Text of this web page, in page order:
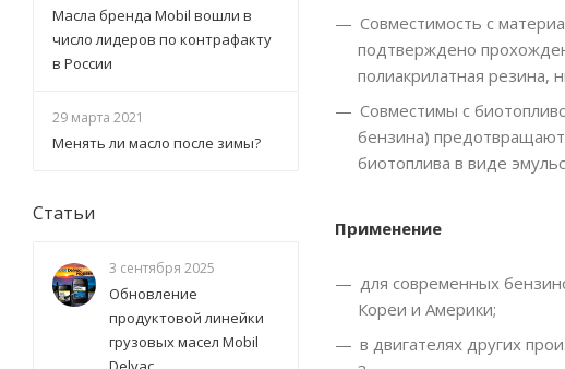
Совместимость с
подтверждено
полиакрилатная резина,
Совместимы с
бензина)
биотоплива в виде
Применение
для современных
Кореи и Америки;
в двигателях других
Масла бренда Mobil вошли в
число лидеров по контрафакту
в России
29 марта 2021
Менять ли масло после зимы?
Статьи
3 сентября 2025
Обновление
продуктовой линейки
грузовых масел Mobil